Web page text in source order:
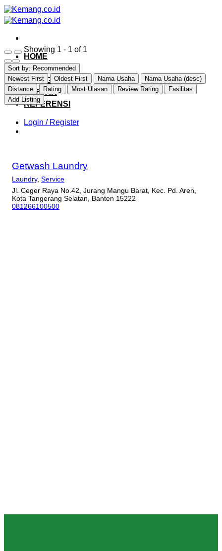
Skip
to
content
HOME
EXPLORE
CATEGORY
DAFTAR
REFERENSI
Login / Register
Showing 1 - 1 of 1
Sort by: Recommended
Newest First
Oldest First Nama Usaha
Nama Usaha (desc)
Distance
Rating Most Ulasan Review Rating
Fasilitas
Add Listing
Getwash Laundry
Laundry, Service
Jl. Ceger Raya No.42, Jurang Mangu Barat, Kec. Pd. Aren,
Kota Tangerang Selatan, Banten 15222
081266100500